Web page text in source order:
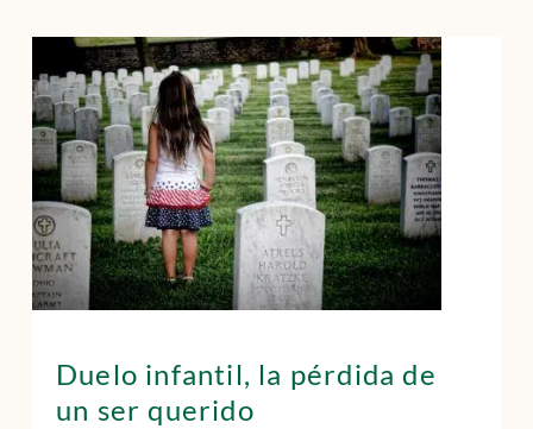
Duelo infantil, la pérdida de
un ser querido